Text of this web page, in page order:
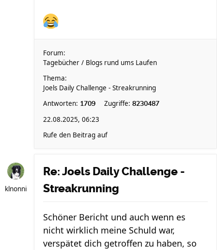
Forum:
Tagebücher / Blogs rund ums Laufen
Thema:
Joels Daily Challenge - Streakrunning
Antworten: 1709 Zugriffe: 8230487
22.08.2025, 06:23
Rufe den Beitrag auf
klnonni
Re: Joels Daily Challenge -
Streakrunning
Schöner Bericht und auch wenn es
nicht wirklich meine Schuld war,
verspätet dich getroffen zu haben, so